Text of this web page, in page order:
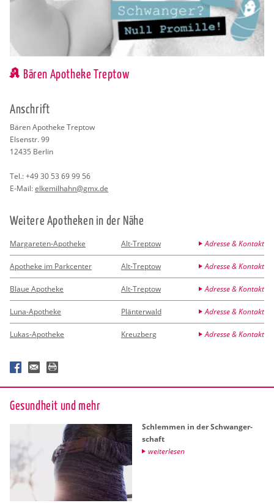
Bären Apotheke Treptow
An­schrift
Bären Apo­the­ke Trep­tow
El­sen­str. 99
12435 Ber­lin
Tel.:+49 30 53 69 99 56
E-Mail:el­ke­mil­hahn@​gmx.​de
Wei­te­re Apo­the­ken in der Nähe
Margareten-Apotheke Alt-Treptow Adresse & Kontakt
Apotheke im Parkcenter Alt-Treptow Adresse & Kontakt
Blaue Apotheke Alt-Treptow Adresse & Kontakt
Luna-Apotheke Plänterwald Adresse & Kontakt
Lukas-Apotheke Kreuzberg Adresse & Kontakt
Ge­sund­heit und mehr
Schlem­men in der Schwan­ger­
schaft
wei­ter­le­sen